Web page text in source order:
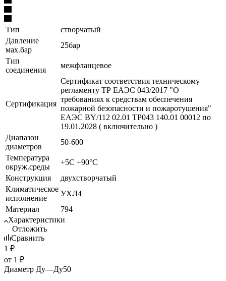
Тип
створчатый
Давление
мах.бар
25бар
Тип
соединения
межфланцевое
Сертификация
Сертификат соответствия техническому
регламенту ТР ЕАЭС 043/2017 "О
требованиях к средствам обеспечения
пожарной безопасности и пожаротушения"
ЕАЭС BY/112 02.01 ТР043 140.01 00012 по
19.01.2028 ( включительно )
Диапазон
диаметров
50-600
Температура
окруж.среды
+5C +90°C
Конструкция
двухстворчатый
Климатическое
исполнение
УХЛ4
Материал
794
Характеристики
Отложить
Сравнить
1 ₽
от 1 ₽
Диаметр Ду—Ду50